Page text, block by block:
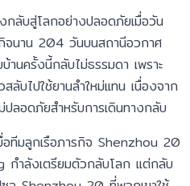
ลับสู่โลกอย่างปลอดภัยเมื่อวัน
จนาน 204 วันบนสถานีอวกาศ
นครั้งนี้กลับไม่ธรรมดา เพราะ
ลับไปใช้ยานลำใหม่แทน เนื่องจาก
ปลอดภัยสำหรับการเดินทางกลับ
อทีมลูกเรือภารกิจ Shenzhou 20
ำลังเตรียมตัวกลับโลก แต่กลับ